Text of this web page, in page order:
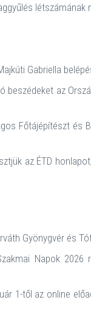
Gabriella
az
Főtájépítészt és
az ÉTD
Gyönygvér és
Napok 2026
1-től az online